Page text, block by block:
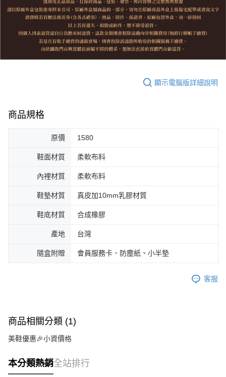
顯示電腦版詳細說明
商品規格
原價 1580
鞋面材質 柔軟布料
內裡材質 柔軟布料
鞋墊材質 真皮加10mm乳膠材質
鞋底材質 合成橡膠
產地 台灣
隨盒附贈 會員服務卡、防塵紙、小半墊
客服
商品相關分類 (1)
美鞋優惠🎉小資價格
本分類熱銷全站排行